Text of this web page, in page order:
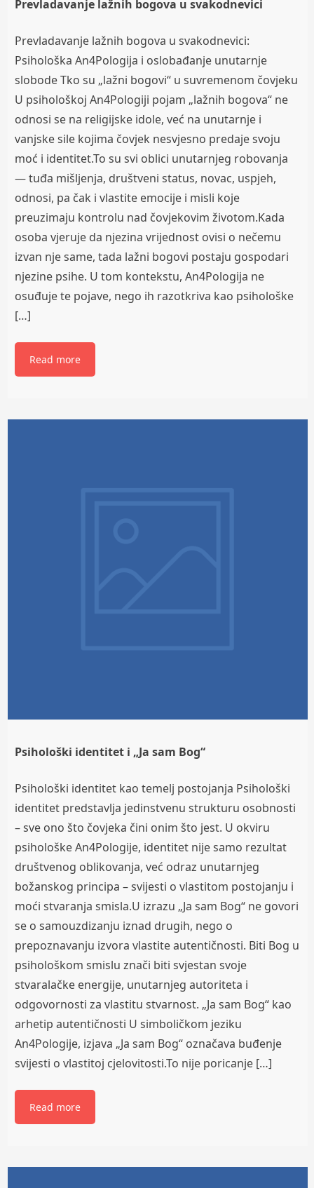
Prevladavanje lažnih bogova u svakodnevici
Prevladavanje lažnih bogova u svakodnevici:
Psihološka An4Pologija i oslobađanje unutarnje
slobode Tko su „lažni bogovi“ u suvremenom čovjeku
U psihološkoj An4Pologiji pojam „lažnih bogova“ ne
odnosi se na religijske idole, već na unutarnje i
vanjske sile kojima čovjek nesvjesno predaje svoju
moć i identitet.To su svi oblici unutarnjeg robovanja
— tuđa mišljenja, društveni status, novac, uspjeh,
odnosi, pa čak i vlastite emocije i misli koje
preuzimaju kontrolu nad čovjekovim životom.Kada
osoba vjeruje da njezina vrijednost ovisi o nečemu
izvan nje same, tada lažni bogovi postaju gospodari
njezine psihe. U tom kontekstu, An4Pologija ne
osuđuje te pojave, nego ih razotkriva kao psihološke
[…]
Read more
Psihološki identitet i „Ja sam Bog“
Psihološki identitet kao temelj postojanja Psihološki
identitet predstavlja jedinstvenu strukturu osobnosti
– sve ono što čovjeka čini onim što jest. U okviru
psihološke An4Pologije, identitet nije samo rezultat
društvenog oblikovanja, već odraz unutarnjeg
božanskog principa – svijesti o vlastitom postojanju i
moći stvaranja smisla.U izrazu „Ja sam Bog“ ne govori
se o samouzdizanju iznad drugih, nego o
prepoznavanju izvora vlastite autentičnosti. Biti Bog u
psihološkom smislu znači biti svjestan svoje
stvaralačke energije, unutarnjeg autoriteta i
odgovornosti za vlastitu stvarnost. „Ja sam Bog“ kao
arhetip autentičnosti U simboličkom jeziku
An4Pologije, izjava „Ja sam Bog“ označava buđenje
svijesti o vlastitoj cjelovitosti.To nije poricanje […]
Read more